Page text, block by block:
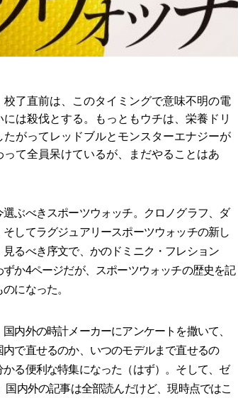
了直前は、このタイミングで意味不明の電
は殺伐とする。もっともウチは、栄養ドリ
がってレッドブルとモンスターエナジーが
て全員呆けているが、まだやることはあ
ぶべきスポーツウォッチ。クロノグラフ、ダ
してラグジュアリースポーツウォッチの新し
るべき序文で、かのドミニク・フレション
か4ページだが、スポーツウォッチの歴史を記
になった。
内外の時計メーカーにアンケートを撒いて、
で直せるのか、いつのモデルまで直せるの
る便利な特集になった（はず）。そして、ゼ
内外の記事は全部読んだけど、現時点ではこ